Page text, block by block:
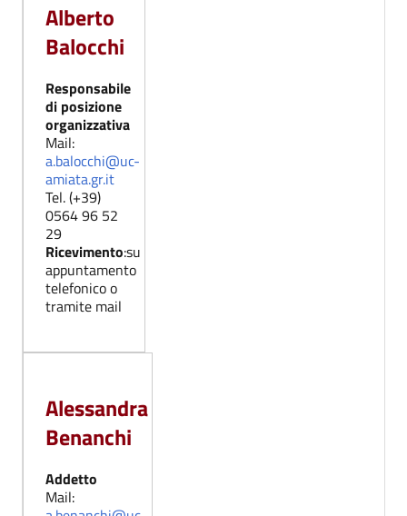
Alberto
Balocchi
Responsabile
di posizione
organizzativa
Mail:
a.balocchi@uc-
amiata.gr.it
Tel. (+39)
0564 96 52
29
Ricevimento:su
appuntamento
telefonico o
tramite mail
Alessandra
Benanchi
Addetto
Mail: